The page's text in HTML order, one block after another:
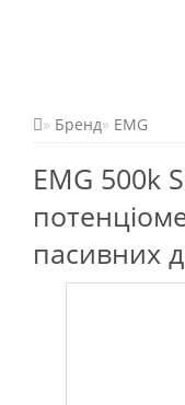
Бренд EMG
EMG 500k
пасивних